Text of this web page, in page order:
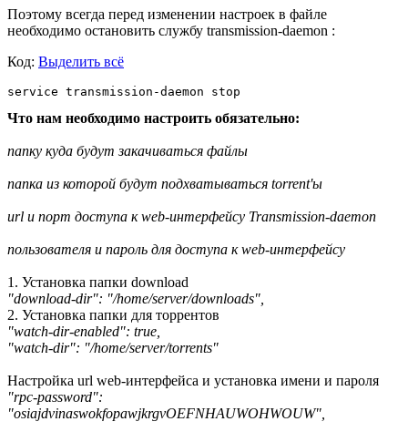
Поэтому всегда перед изменении настроек в файле
необходимо остановить службу transmission-daemon :
Код: Выделить всё
service transmission-daemon stop
Что нам необходимо настроить обязательно:
папку куда будут закачиваться файлы
папка из которой будут подхватываться torrent'ы
url и порт доступа к web-интерфейсу Transmission-daemon
пользователя и пароль для доступа к web-интерфейсу
1. Установка папки download
"download-dir": "/home/server/downloads",
2. Установка папки для торрентов
"watch-dir-enabled": true,
"watch-dir": "/home/server/torrents"
Настройка url web-интерфейса и установка имени и пароля
"rpc-password":
"osiajdvinaswokfopawjkrgvOEFNHAUWOHWOUW",